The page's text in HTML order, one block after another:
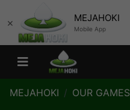
× MEJAHOKI
Mobile App
MEJAHOKI OUR GAMES